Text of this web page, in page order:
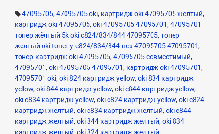
47095705, 47095705 oki, картридж oki 47095705 желтый,
картридж oki 47095705, oki 47095705 47095701, 47095701
тонер жёлтый 5k oki c824/834/844 47095705, тонер
желтый oki toner-y-c824/834/844-neu 47095705 47095701,
тонер-картридж oki 47095705, 47095705 совместимый,
47095701, oki 47095705 47095701, картридж oki 47095701,
47095701 oki, oki 824 картридж yellow, oki 834 картридж
yellow, oki 844 картридж yellow, oki c844 картридж yellow,
oki c834 картридж yellow, oki c824 картридж yellow, oki c824
картридж желтый, oki c834 картридж желтый, oki c844
картридж желтый, oki 844 картридж желтый, oki 834
картридж желтый, oki 824 картридж желтый